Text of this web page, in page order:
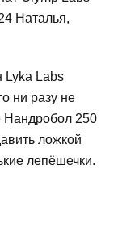
Наталья,
Lyka Labs
ни разу не
Нандробол 250
ложкой
лепёшечки.